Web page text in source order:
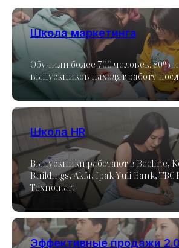
Школа маркетинга
Обучили более 700 человек. 80%
выпускников находят работу
Школа HR
Выпускники работают в Beeline,
Buildings, Akfa, Ipak Yuli Bank, TBC
Texnomart
Эффективные продажи 2.0